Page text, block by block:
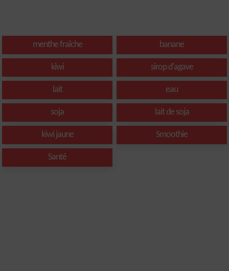
menthe fraîche banane
kiwi sirop d'agave
lait eau
soja lait de soja
kiwi jaune Smoothie
Santé